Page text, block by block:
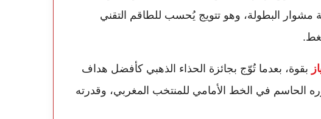
مشوار البطولة، وهو تتويج يُحسب للطاقم التقني
بقوة، بعدما تُوّج بجائزة الحذاء الذهبي كأفضل هداف
الحاسم في الخط الأمامي للمنتخب المغربي، وقدرته